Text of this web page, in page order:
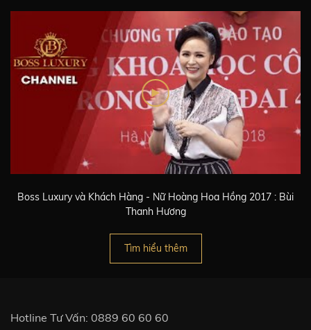
Boss Luxury và Khách Hàng - Nữ Hoàng Hoa Hồng 2017 : Bùi
Thanh Hương
Tìm hiểu thêm
Hotline Tư Vấn: 0889 60 60 60